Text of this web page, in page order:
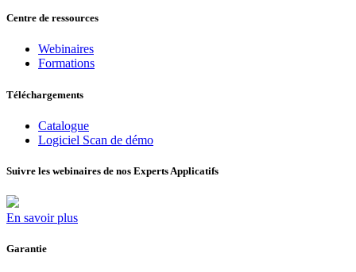
Centre de ressources
Webinaires
Formations
Téléchargements
Catalogue
Logiciel Scan de démo
Suivre les webinaires de nos Experts Applicatifs
En savoir plus
Garantie